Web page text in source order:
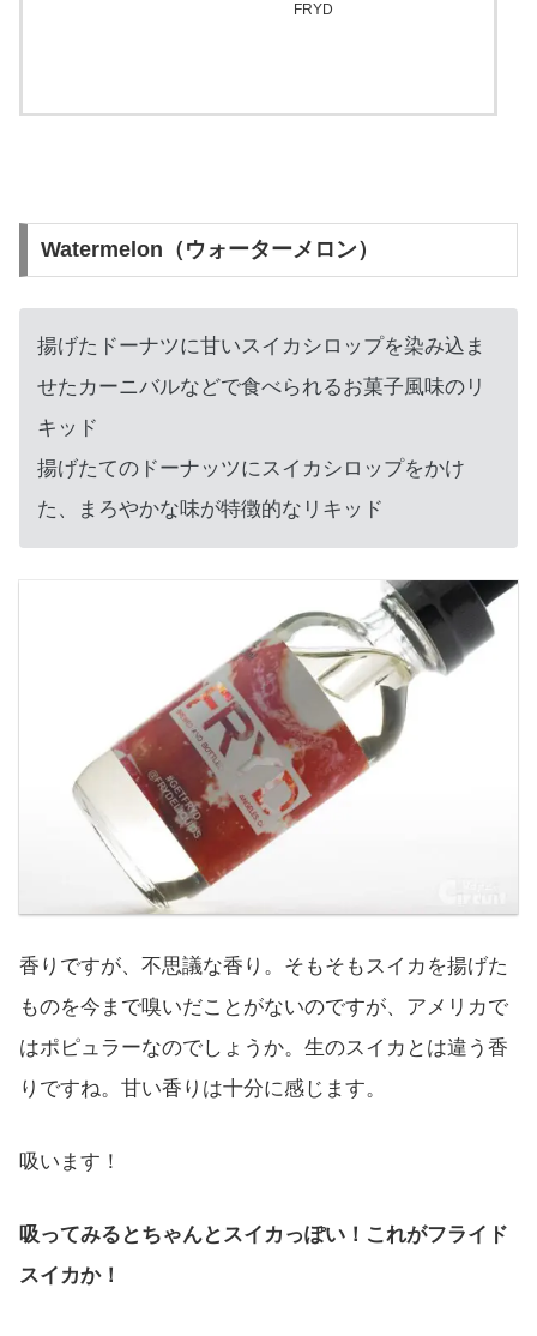
FRYD
Watermelon（ウォーターメロン）
揚げたドーナツに甘いスイカシロップを染み込ま
せたカーニバルなどで食べられるお菓子風味のリ
キッド
揚げたてのドーナッツにスイカシロップをかけ
た、まろやかな味が特徴的なリキッド
香りですが、不思議な香り。そもそもスイカを揚げた
ものを今まで嗅いだことがないのですが、アメリカで
はポピュラーなのでしょうか。生のスイカとは違う香
りですね。甘い香りは十分に感じます。
吸います！
吸ってみるとちゃんとスイカっぽい！これがフライド
スイカか！